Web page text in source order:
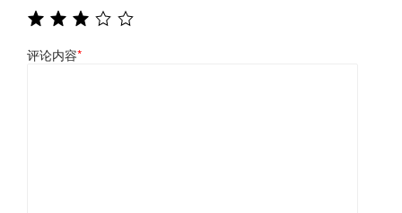
评论内容*